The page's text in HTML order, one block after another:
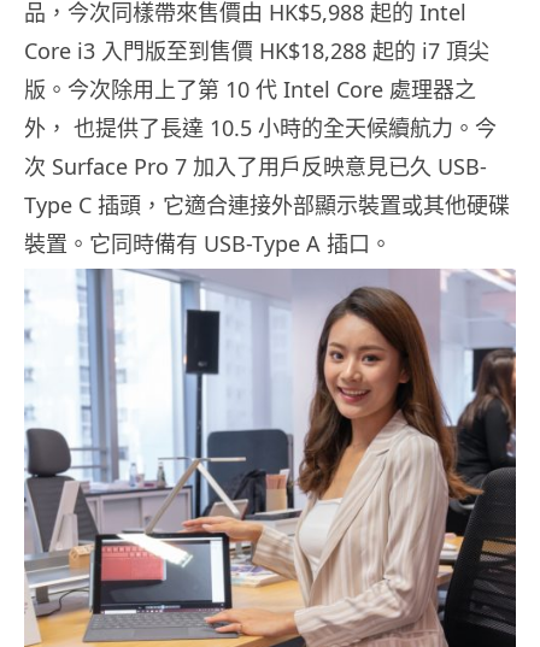
品，今次同樣帶來售價由 HK$5,988 起的 Intel
Core i3 入門版至到售價 HK$18,288 起的 i7 頂尖
版。今次除用上了第 10 代 Intel Core 處理器之
外， 也提供了長達 10.5 小時的全天候續航力。今
次 Surface Pro 7 加入了用戶反映意見已久 USB-
Type C 插頭，它適合連接外部顯示裝置或其他硬碟
裝置。它同時備有 USB-Type A 插口。